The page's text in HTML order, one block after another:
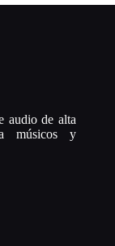
audio de alta
músicos y